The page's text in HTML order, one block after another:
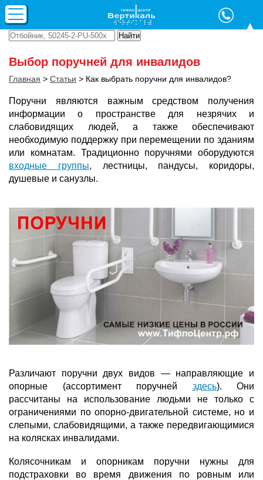
Выбор поручней для инвалидов
Главная > Статьи > Как выбрать поручни для инвалидов?
Поручни являются важным средством получения
информации о пространстве для незрячих и
слабовидящих людей, а также обеспечивают
необходимую поддержку при перемещении по зданиям
или комнатам. Традиционно поручнями оборудуются
входные группы, лестницы, пандусы, коридоры,
душевые и санузлы.
Различают поручни двух видов — направляющие и
опорные (ассортимент поручней здесь). Они
рассчитаны на использование людьми не только с
ограничениями по опорно-двигательной системе, но и
слепыми, слабовидящими, а также передвигающимися
на колясках инвалидами.
Колясочникам и опорникам поручни нужны для
подстраховки во время движения по ровным или